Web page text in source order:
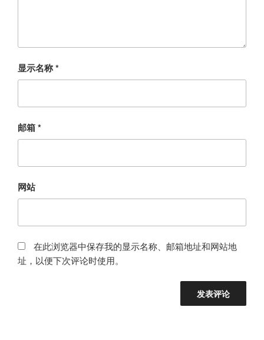
显示名称*
邮箱*
网站
在此浏览器中保存我的显示名称、邮箱地址和网站地
址，以便下次评论时使用。